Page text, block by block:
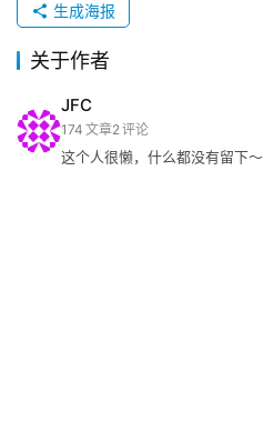
生成海报
关于作者
JFC
174 文章2评论
这个人很懒，什么都没有留下～